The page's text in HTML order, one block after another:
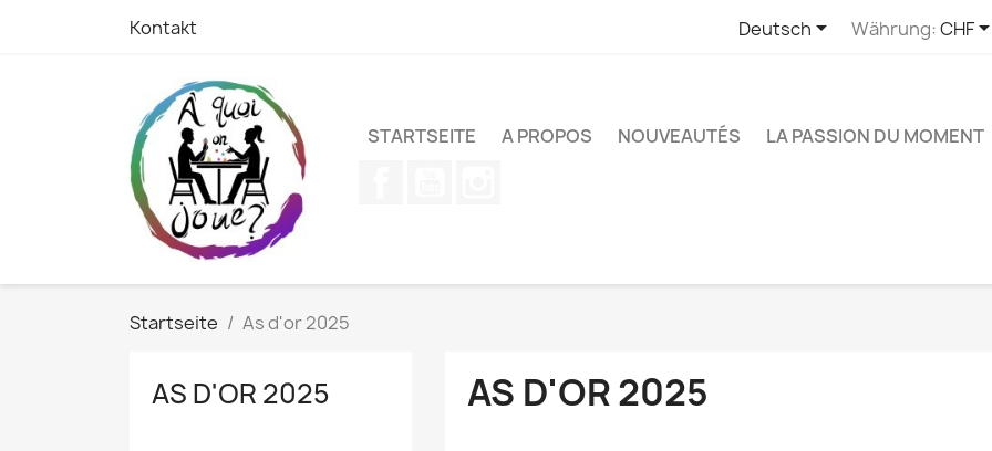
Kontakt Deutsch Währung:CHF
STARTSEITE A PROPOS NOUVEAUTÉS LA PASSION DU MOMENT
Startseite As d'or 2025
AS D'OR 2025 AS D'OR 2025